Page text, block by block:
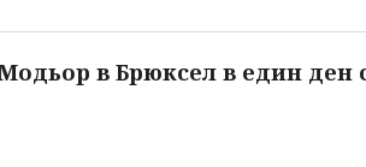
в Брюксел в един ден